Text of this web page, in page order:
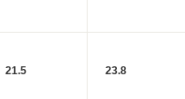
21.5 23.8